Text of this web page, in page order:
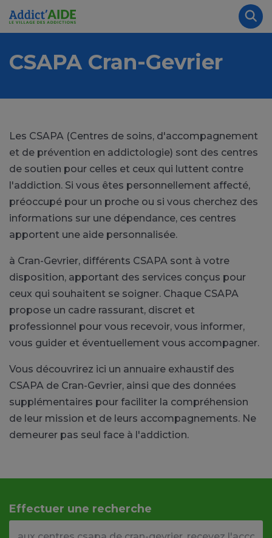
Aller au contenu principal
CSAPA Cran-Gevrier
Les CSAPA (Centres de soins, d'accompagnement
et de prévention en addictologie) sont des centres
de soutien pour celles et ceux qui luttent contre
l'addiction. Si vous êtes personnellement affecté,
préoccupé pour un proche ou si vous cherchez des
informations sur une dépendance, ces centres
apportent une aide personnalisée.
à Cran-Gevrier, différents CSAPA sont à votre
disposition, apportant des services conçus pour
ceux qui souhaitent se soigner. Chaque CSAPA
propose un cadre rassurant, discret et
professionnel pour vous recevoir, vous informer,
vous guider et éventuellement vous accompagner.
Vous découvrirez ici un annuaire exhaustif des
CSAPA de Cran-Gevrier, ainsi que des données
supplémentaires pour faciliter la compréhension
de leur mission et de leurs accompagnements. Ne
demeurer pas seul face à l'addiction.
Effectuer une recherche
Panneau de gestion des cookies